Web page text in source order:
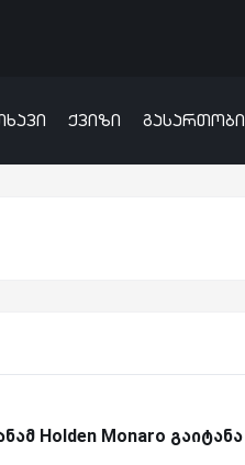
ქვიზი გასართობი
Holden Monaro გაიტანა